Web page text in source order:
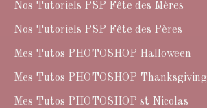
Nos Tutoriels PSP Fête des Mères
Nos Tutoriels PSP Fête des Pères
Mes Tutos PHOTOSHOP Halloween
Mes Tutos PHOTOSHOP Thanksgiving
Mes Tutos PHOTOSHOP st Nicolas